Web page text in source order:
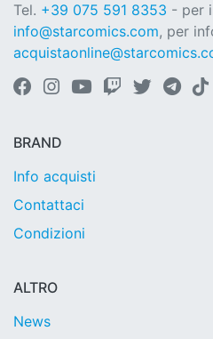
Tel. +39 075 591 8353 - per
info@starcomics.com, per
BRAND
Info acquisti
Contattaci
Condizioni
ALTRO
News